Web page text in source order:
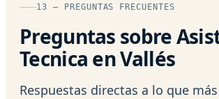
13 — PREGUNTAS FRECUENTES
Preguntas sobre
Tecnica en Vallés
Respuestas directas a lo que